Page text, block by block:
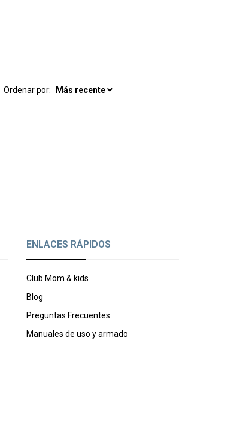
Ordenar por: Más recente
ENLACES RÁPIDOS
Club Mom & kids
Blog
Preguntas Frecuentes
Manuales de uso y armado